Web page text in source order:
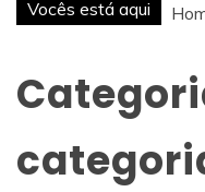
Vocês está aqui